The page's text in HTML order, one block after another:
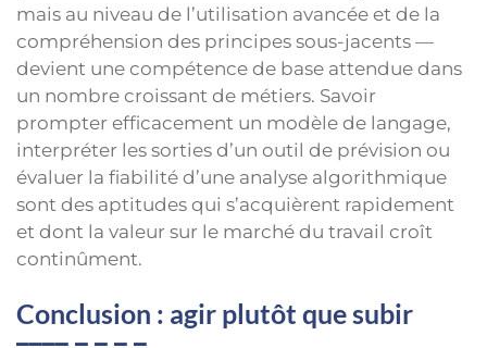
mais au niveau de l’utilisation avancée et de la
compréhension des principes sous-jacents —
devient une compétence de base attendue dans
un nombre croissant de métiers. Savoir
prompter efficacement un modèle de langage,
interpréter les sorties d’un outil de prévision ou
évaluer la fiabilité d’une analyse algorithmique
sont des aptitudes qui s’acquièrent rapidement
et dont la valeur sur le marché du travail croît
continûment.
Conclusion : agir plutôt que subir